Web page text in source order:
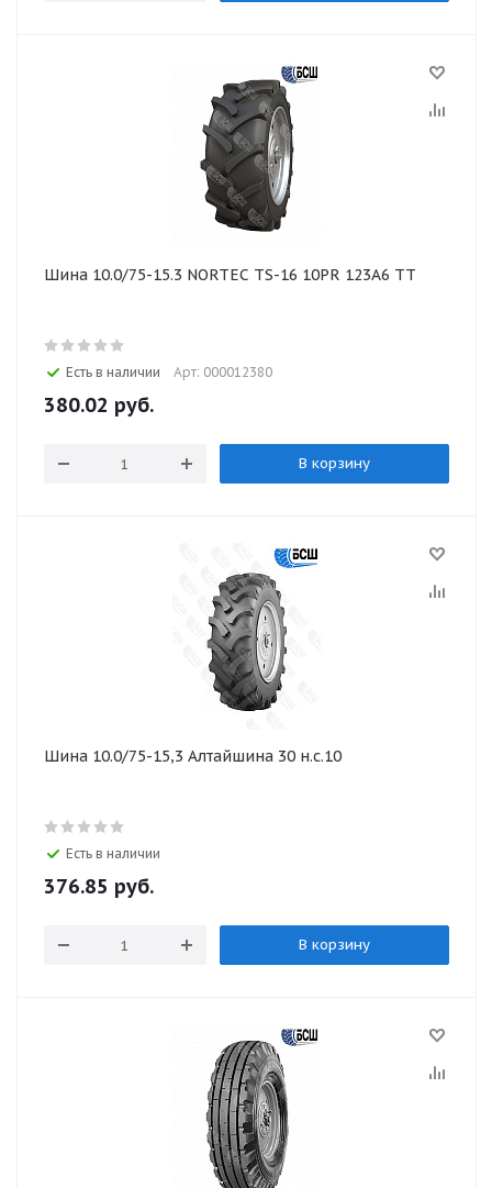
Шина 10.0/75-15.3 NORTEC TS-16 10PR 123А6 TT
Есть в наличии Арт: 000012380
380.02 руб.
В корзину
Шина 10.0/75-15,3 Алтайшина 30 н.с.10
Есть в наличии
376.85 руб.
В корзину